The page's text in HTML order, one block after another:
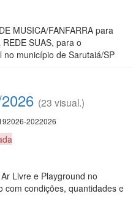
MUSICA/FANFARRA para
SUAS, para o
no município de Sarutaiá/SP
(23 visual.)
2022026
Livre e Playground no
com condições, quantidades e